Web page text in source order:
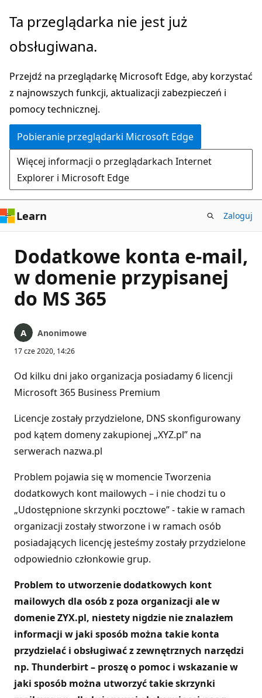
Przejdź
głównej
Ta przeglądarka nie jest już
obsługiwana.
Przejdź na przeglądarkę Microsoft Edge, aby korzystać
z najnowszych funkcji, aktualizacji zabezpieczeń i
pomocy technicznej.
Pobieranie przeglądarki Microsoft Edge
Więcej informacji o przeglądarkach Internet
Explorer i Microsoft Edge
Learn Zaloguj
Dodatkowe konta e-mail,
w domenie przypisanej
do MS 365
Anonimowe
17 cze 2020, 14:26
Od kilku dni jako organizacja posiadamy 6 licencji
Microsoft 365 Business Premium
Licencje zostały przydzielone, DNS skonfigurowany
pod kątem domeny zakupionej „XYZ.pl” na
serwerach nazwa.pl
Problem pojawia się w momencie Tworzenia
dodatkowych kont mailowych – i nie chodzi tu o
„Udostępnione skrzynki pocztowe” - takie w ramach
organizacji zostały stworzone i w ramach osób
posiadających licencję jesteśmy zostały przydzielone
odpowiednio członkowie grup.
Problem to utworzenie dodatkowych kont
mailowych dla osób z poza organizacji ale w
domenie ZYX.pl, niestety nigdzie nie znalazłem
informacji w jaki sposób można takie konta
przydzielać i obsługiwać z zewnętrznych narzędzi
np. Thunderbirt – proszę o pomoc i wskazanie w
jaki sposób można utworzyć takie skrzynki